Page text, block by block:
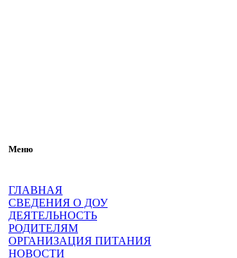
Меню
ГЛАВНАЯ
СВЕДЕНИЯ О ДОУ
ДЕЯТЕЛЬНОСТЬ
РОДИТЕЛЯМ
ОРГАНИЗАЦИЯ ПИТАНИЯ
НОВОСТИ